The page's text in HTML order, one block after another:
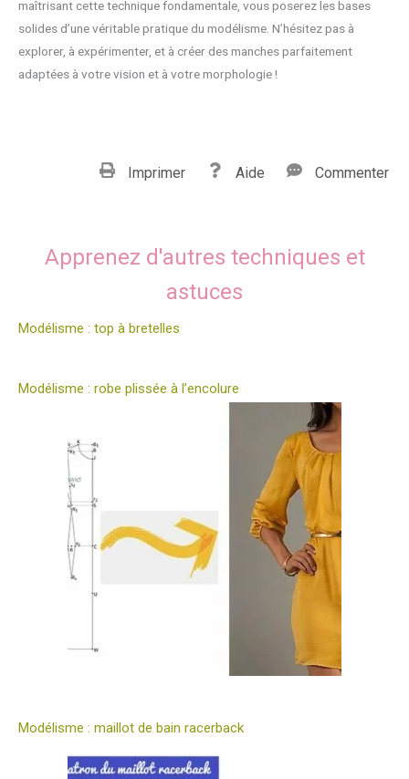
maîtrisant cette technique fondamentale, vous poserez les bases
solides d’une véritable pratique du modélisme. N’hésitez pas à
explorer, à expérimenter, et à créer des manches parfaitement
adaptées à votre vision et à votre morphologie !
Imprimer Aide Commenter
Apprenez d'autres techniques et
astuces
Modélisme : top à bretelles
Modélisme : robe plissée à l’encolure
Modélisme : maillot de bain racerback